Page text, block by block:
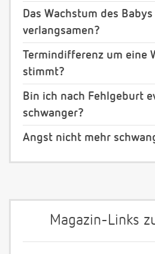
Das Wachstum des Babys
verlangsamen?
Termindifferenz um eine
stimmt?
Bin ich nach Fehlgeburt
schwanger?
Angst nicht mehr
Magazin-Links